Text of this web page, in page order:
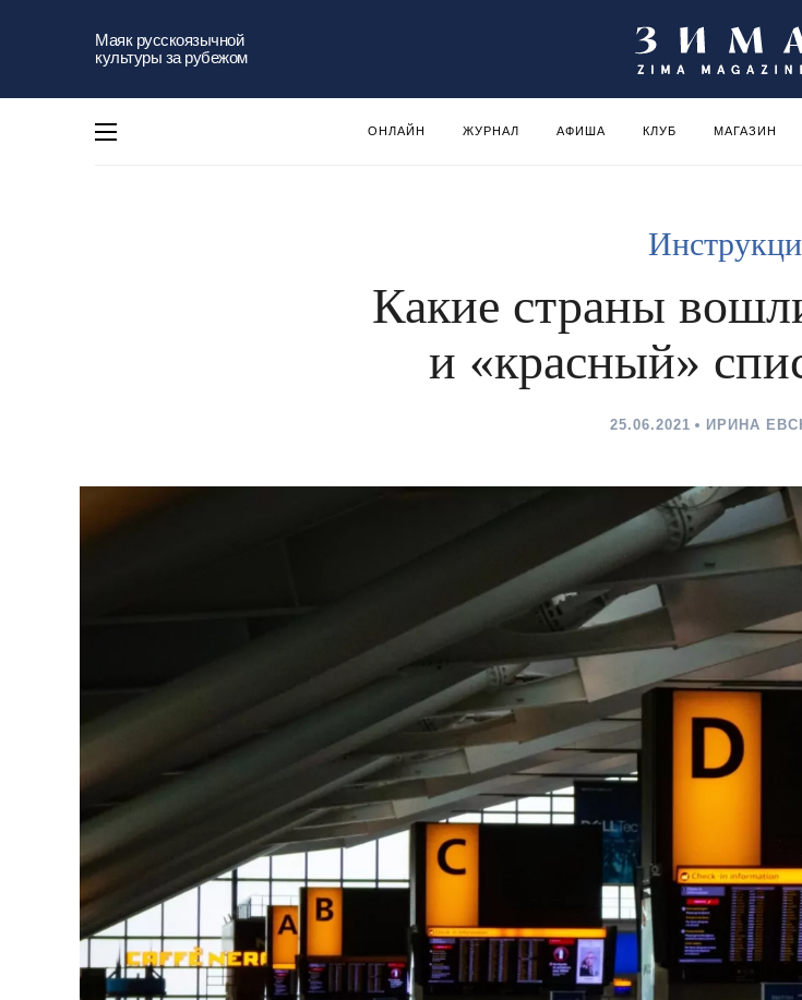
Маяк русскоязычной
культуры за рубежом
ОНЛАЙН ЖУРНАЛ АФИША КЛУБ МАГАЗИН
Какие страны
и «красный»
25.06.2021 ИРИНА